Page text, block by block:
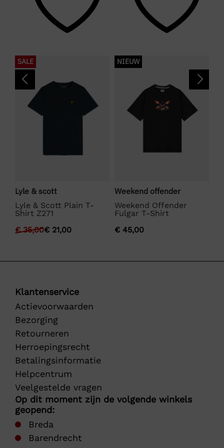
SALE
Lyle & scott
Lyle & Scott Plain T-
Shirt Z271
€35,00€ 21,00
NIEUW
Weekend offender
Weekend Offender
Fulgar T-Shirt
€ 45,00
Klantenservice
Actievoorwaarden
Bezorging
Retourneren
Herroepingsrecht
Betalingsinformatie
Helpcentrum
Veelgestelde vragen
Op dit moment zijn de volgende winkels
geopend:
Breda
Barendrecht